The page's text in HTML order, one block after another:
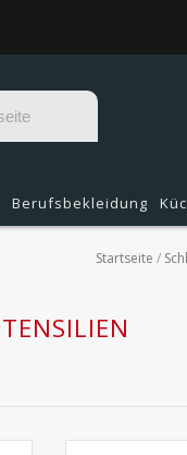
Berufsbekleidung
Startseite /